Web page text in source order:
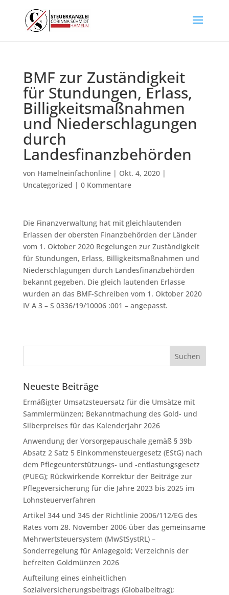
BMF zur Zuständigkeit
für Stundungen, Erlass,
Billigkeitsmaßnahmen
und Niederschlagungen
durch
Landesfinanzbehörden
von Hamelneinfachonline| Okt. 4, 2020|
Uncategorized | 0 Kommentare
Die Finanzverwaltung hat mit gleichlautenden
Erlassen der obersten Finanzbehörden der Länder
vom 1. Oktober 2020 Regelungen zur Zuständigkeit
für Stundungen, Erlass, Billigkeitsmaßnahmen und
Niederschlagungen durch Landesfinanzbehörden
bekannt gegeben. Die gleich lautenden Erlasse
wurden an das BMF-Schreiben vom 1. Oktober 2020
IV A 3 – S 0336/19/10006 :001 – angepasst.
Neueste Beiträge
Ermäßigter Umsatzsteuersatz für die Umsätze mit
Sammlermünzen; Bekanntmachung des Gold- und
Silberpreises für das Kalenderjahr 2026
Anwendung der Vorsorgepauschale gemäß § 39b
Absatz 2 Satz 5 Einkommensteuergesetz (EStG) nach
dem Pflegeunterstützungs- und -entlastungsgesetz
(PUEG); Rückwirkende Korrektur der Beiträge zur
Pflegeversicherung für die Jahre 2023 bis 2025 im
Lohnsteuerverfahren
Artikel 344 und 345 der Richtlinie 2006/112/EG des
Rates vom 28. November 2006 über das gemeinsame
Mehrwertsteuersystem (MwStSystRL) –
Sonderregelung für Anlagegold; Verzeichnis der
befreiten Goldmünzen 2026
Aufteilung eines einheitlichen
Sozialversicherungsbeitrags (Globalbeitrag);